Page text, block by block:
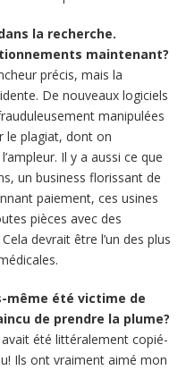
la recherche.
maintenant?
précis, mais la
De nouveaux logiciels
manipulées
le plagiat, dont on
Il y a aussi ce que
un business florissant de
paiement, ces usines
pièces avec des
devrait être l’un des plus
même été victime de
de prendre la plume?
avait été littéralement copié-
Ils ont vraiment aimé mon